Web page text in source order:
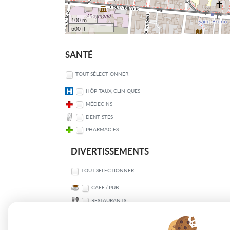
100 m
500 ft
SANTÉ
TOUT SÉLECTIONNER
HÔPITAUX, CLINIQUES
MÉDECINS
DENTISTES
PHARMACIES
DIVERTISSEMENTS
TOUT SÉLECTIONNER
CAFÉ / PUB
RESTAURANTS